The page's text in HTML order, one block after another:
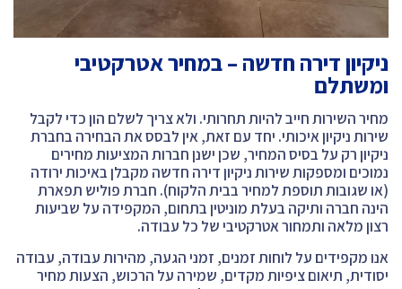
ניקיון דירה חדשה – במחיר אטרקטיבי
ומשתלם
מחיר השירות חייב להיות תחרותי. ולא צריך לשלם הון כדי לקבל
שירות ניקיון איכותי. יחד עם זאת, אין לבסס את הבחירה בחברת
ניקיון רק על בסיס המחיר, שכן ישנן חברות המציעות מחירים
נמוכים ומספקות שירות ניקיון דירה חדשה מקבלן באיכות ירודה
(או שגובות תוספת למחיר בבית הלקוח). חברת פוליש תפארת
הינה חברה ותיקה בעלת מוניטין בתחום, המקפידה על שביעות
רצון מלאה ותמחור אטרקטיבי של כל עבודה.
אנו מקפידים על לוחות זמנים, זמני הגעה, מהירות עבודה, עבודה
יסודית, תיאום ציפיות מקדים, שמירה על הרכוש, הצעות מחיר